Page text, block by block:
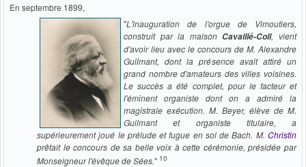
En septembre 1899,
"L'inauguration de l'orgue de Vimoutiers,
construit par la maison Cavaillé-Coll, vient
d'avoir lieu avec le concours de M. Alexandre
Guilmant, dont la présence avait attiré un
grand nombre d'amateurs des villes voisines.
Le succès a été complet, pour le facteur et
l'éminent organiste dont on a admiré la
magistrale exécution. M. Beyer, élève de M.
Guilmant et organiste titulaire, a
supérieurement joué le prélude et fugue en sol de Bach. M. Christin
prêtait le concours de sa belle voix à cette cérémonie, présidée par
Monseigneur l'évêque de Sées." 10